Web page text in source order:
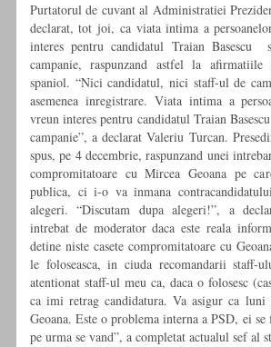
Purtatorul de cuvant al Administratiei
declarat, tot joi, ca viata intima a
interes pentru candidatul Traian Basescu
campanie, raspunzand astfel la
spaniol. “Nici candidatul, nici staff-ul de
asemenea inregistrare. Viata intima a
vreun interes pentru candidatul Traian
campanie”, a declarat Valeriu Turcan.
spus, pe 4 decembrie, raspunzand unei
compromitatoare cu Mircea Geoana pe
publica, ci i-o va inmana
alegeri. “Discutam dupa alegeri!”, a
intrebat de moderator daca este reala
detine niste casete compromitatoare cu
le foloseasca, in ciuda recomandarii staff-
atentionat staff-ul meu ca, daca o folosesc
ca imi retrag candidatura. Va asigur ca
Geoana. Este o problema interna a PSD, ei
pe urma se vand”, a completat actualul sef al